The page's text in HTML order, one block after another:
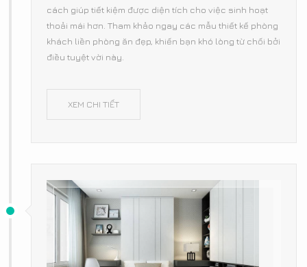
cách giúp tiết kiệm được diện tích cho việc sinh hoạt
thoải mái hơn. Tham khảo ngay các mẫu thiết kế phòng
khách liền phòng ăn đẹp, khiến bạn khó lòng từ chối bởi
điều tuyệt vời này.
XEM CHI TIẾT